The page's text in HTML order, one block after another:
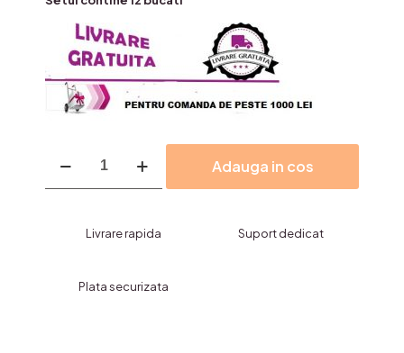
Bratara
cu
Adauga in cos
Livrare rapida Suport dedicat
Plata securizata